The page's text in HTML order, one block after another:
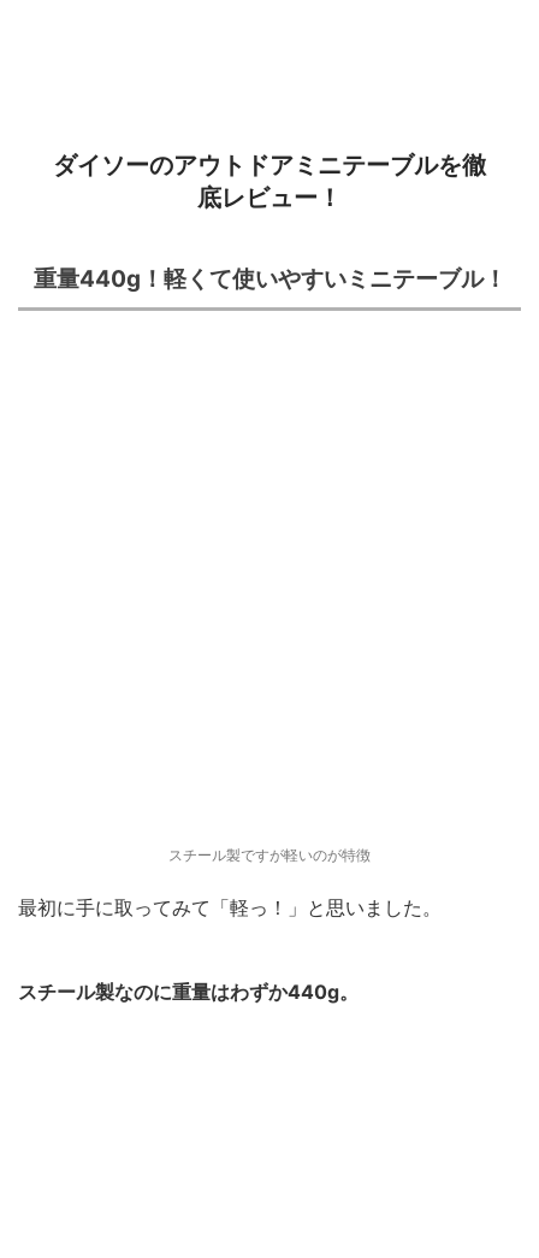
ダイソーのアウトドアミニテーブルを徹
底レビュー！
重量440g！軽くて使いやすいミニテーブル！
スチール製ですが軽いのが特徴
最初に手に取ってみて「軽っ！」と思いました。
スチール製なのに重量はわずか440g。